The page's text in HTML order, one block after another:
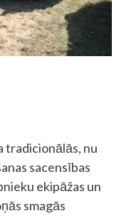
tradicionālās, nu
sacensības
ekipāžas un
smagās